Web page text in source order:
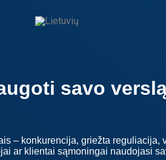
savo
– konkurencija, griežta reguliacija,
ar klientai sąmoningai naudojasi